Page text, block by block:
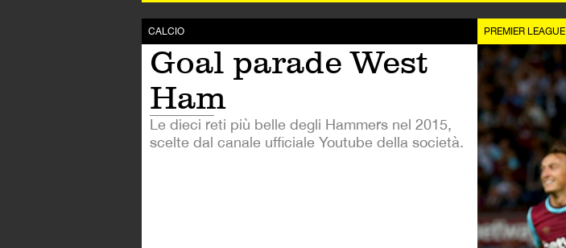
CALCIO
Goal parade West
Ham
Le dieci reti più belle degli Hammers nel 2015,
scelte dal canale ufficiale Youtube della società.
PREMIER LEAGUE